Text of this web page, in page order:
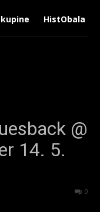
HistObala
@
14. 5.
0